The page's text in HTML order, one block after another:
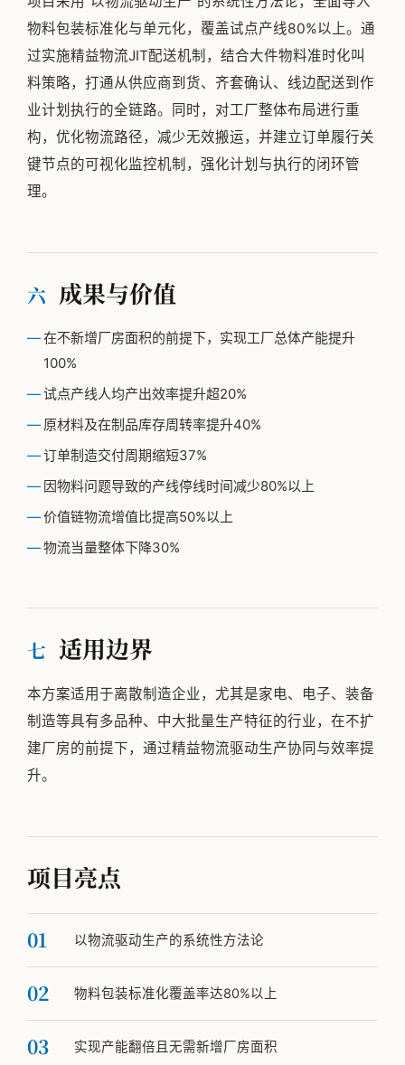
物料包装标准化与单元化，覆盖试点产线80%以上。通
过实施精益物流JIT配送机制，结合大件物料准时化叫
料策略，打通从供应商到货、齐套确认、线边配送到作
业计划执行的全链路。同时，对工厂整体布局进行重
构，优化物流路径，减少无效搬运，并建立订单履行关
键节点的可视化监控机制，强化计划与执行的闭环管
理。
六 成果与价值
在不新增厂房面积的前提下，实现工厂总体产能提升
100%
试点产线人均产出效率提升超20%
原材料及在制品库存周转率提升40%
订单制造交付周期缩短37%
因物料问题导致的产线停线时间减少80%以上
价值链物流增值比提高50%以上
物流当量整体下降30%
七 适用边界
本方案适用于离散制造企业，尤其是家电、电子、装备
制造等具有多品种、中大批量生产特征的行业，在不扩
建厂房的前提下，通过精益物流驱动生产协同与效率提
升。
项目亮点
以物流驱动生产的系统性方法论
物料包装标准化覆盖率达80%以上
实现产能翻倍且无需新增厂房面积